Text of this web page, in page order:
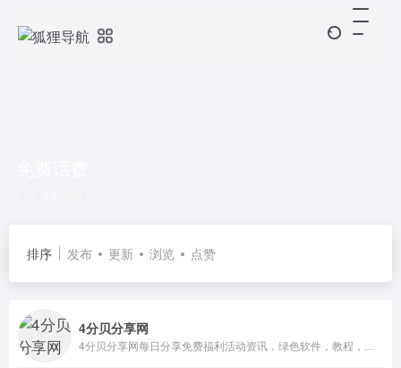
排序 发布 更新 浏览 点赞
4分贝分享网